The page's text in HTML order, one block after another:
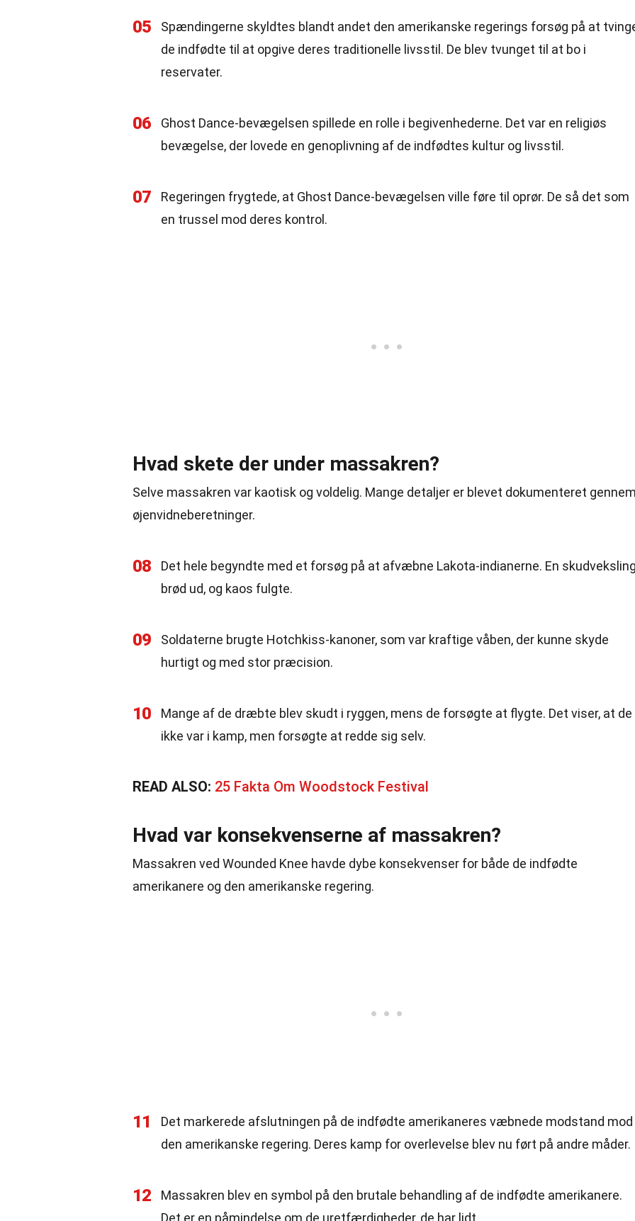
05
Spændingerne skyldtes blandt andet den amerikanske regerings forsøg på at
de indfødte til at opgive deres traditionelle livsstil. De blev tvunget til at bo i
reservater.
06
Ghost Dance-bevægelsen spillede en rolle i begivenhederne. Det var en religiøs
bevægelse, der lovede en genoplivning af de indfødtes kultur og livsstil.
07
Regeringen frygtede, at Ghost Dance-bevægelsen ville føre til oprør. De så det som
en trussel mod deres kontrol.
Hvad skete der under massakren?
Selve massakren var kaotisk og voldelig. Mange detaljer er blevet dokumenteret
øjenvidneberetninger.
08
Det hele begyndte med et forsøg på at afvæbne Lakota-indianerne. En
brød ud, og kaos fulgte.
09
Soldaterne brugte Hotchkiss-kanoner, som var kraftige våben, der kunne skyde
hurtigt og med stor præcision.
10
Mange af de dræbte blev skudt i ryggen, mens de forsøgte at flygte. Det viser, at de
ikke var i kamp, men forsøgte at redde sig selv.
READ ALSO: 25 Fakta Om Woodstock Festival
Hvad var konsekvenserne af massakren?
Massakren ved Wounded Knee havde dybe konsekvenser for både de indfødte
amerikanere og den amerikanske regering.
11
Det markerede afslutningen på de indfødte amerikaneres væbnede modstand mod
den amerikanske regering. Deres kamp for overlevelse blev nu ført på andre måder.
12
Massakren blev en symbol på den brutale behandling af de indfødte amerikanere.
Det er en påmindelse om de uretfærdigheder, de har lidt.